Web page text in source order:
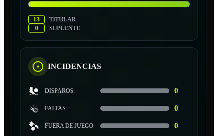
13
TITULAR
0
SUPLENTE
INCIDENCIAS
DISPAROS 0
FALTAS 0
FUERA DE JUEGO 0